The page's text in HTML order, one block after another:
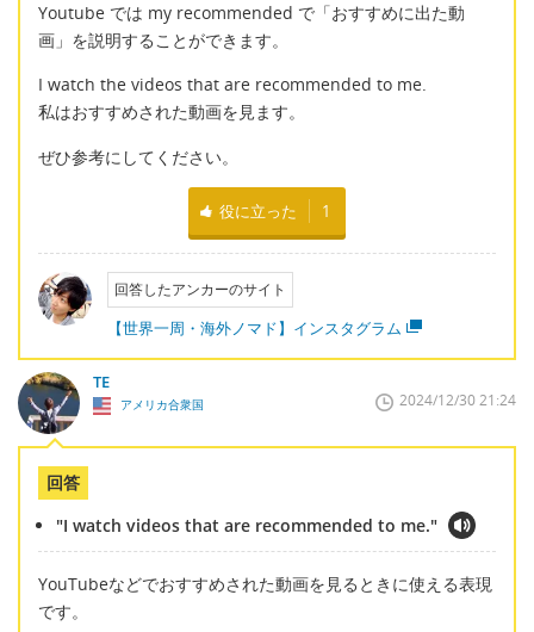
Youtube では my recommended で「おすすめに出た動
画」を説明することができます。
I watch the videos that are recommended to me.
私はおすすめされた動画を見ます。
ぜひ参考にしてください。
役に立った 1
回答したアンカーのサイト
【世界一周・海外ノマド】インスタグラム
TE
アメリカ合衆国 2024/12/30 21:24
回答
"I watch videos that are recommended to me."
YouTubeなどでおすすめされた動画を見るときに使える表現
です。